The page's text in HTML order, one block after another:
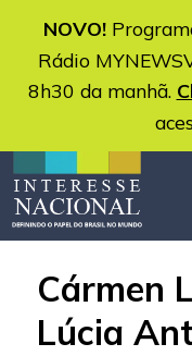
NOVO!
Rádio
8h30 da manhã.
Cármen
Lúcia